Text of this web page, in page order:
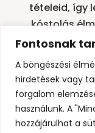
Fontosnak
A böngészési
hirdetések vagy
forgalom
használunk. A
hozzájárulhat a
tételeid, így
kóstolás
egy
A